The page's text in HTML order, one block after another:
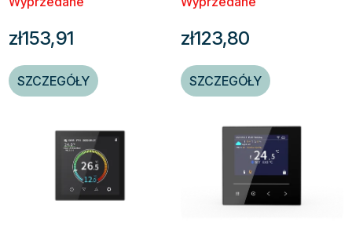
zł153,91
SZCZEGÓŁY
zł123,80
SZCZEGÓŁY